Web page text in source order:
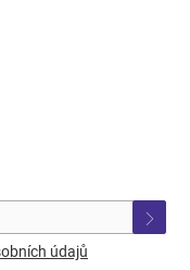
údajů